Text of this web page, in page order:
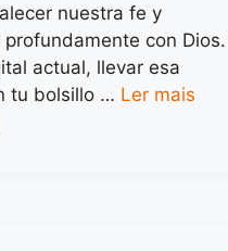
nuestra fe y
con Dios.
actual, llevar esa
tu bolsillo … Ler mais